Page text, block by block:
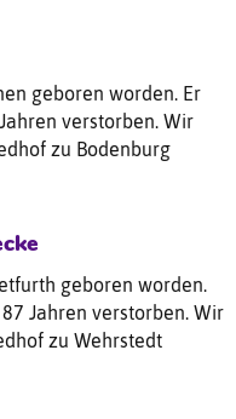
geboren worden. Er
verstorben. Wir
zu Bodenburg
geboren worden.
Jahren verstorben. Wir
zu Wehrstedt